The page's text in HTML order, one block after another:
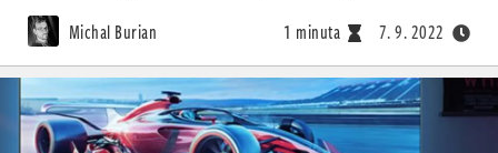
Michal Burian 1 minuta 7. 9. 2022